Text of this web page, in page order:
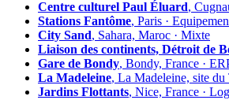
Centre culturel Paul Éluard,
Stations Fantôme, Paris ·
City Sand, Sahara, Maroc · Mixte
Liaison des continents, Détroit de
Gare de Bondy, Bondy, France ·
La Madeleine, La Madeleine, site
Jardins Flottants, Nice, France ·